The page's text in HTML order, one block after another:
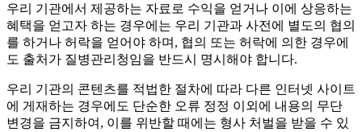
우리 기관에서 제공하는 자료로 수익을 얻거나 이에 상응하는
혜택을 얻고자 하는 경우에는 우리 기관과 사전에 별도의 협의
를 하거나 허락을 얻어야 하며, 협의 또는 허락에 의한 경우에
도 출처가 질병관리청임을 반드시 명시해야 합니다.
우리 기관의 콘텐츠를 적법한 절차에 따라 다른 인터넷 사이트
에 게재하는 경우에도 단순한 오류 정정 이외에 내용의 무단
변경을 금지하여, 이를 위반할 때에는 형사 처벌을 받을 수 있